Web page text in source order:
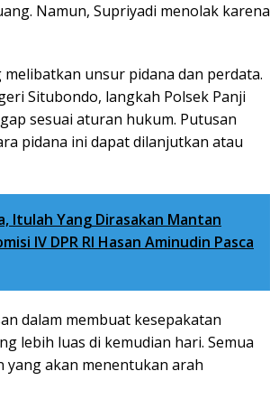
Namun, Supriyadi menolak karena
unsur pidana dan perdata.
Situbondo, langkah Polsek Panji
sesuai aturan hukum. Putusan
pidana ini dapat dilanjutkan atau
Itulah Yang Dirasakan Mantan
IV DPR RI Hasan Aminudin Pasca
dalam membuat kesepakatan
lebih luas di kemudian hari. Semua
akan menentukan arah